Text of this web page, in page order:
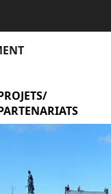
Axes de recherche